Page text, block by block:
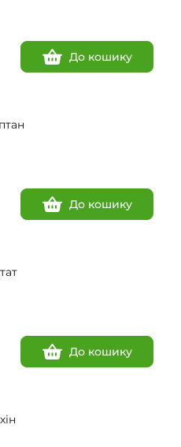
До кошику
До кошику
До кошику